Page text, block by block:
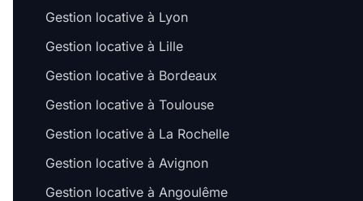
Gestion locative à Lyon
Gestion locative à Lille
Gestion locative à Bordeaux
Gestion locative à Toulouse
Gestion locative à La Rochelle
Gestion locative à Avignon
Gestion locative à Angoulême